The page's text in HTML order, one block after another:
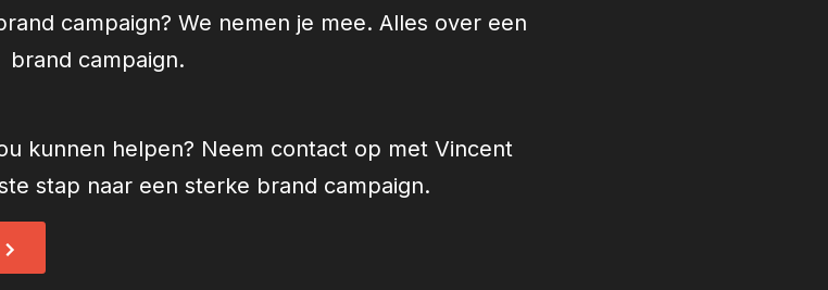
campaign? We nemen je mee. Alles over een
brand campaign.
kunnen helpen? Neem contact op met Vincent
stap naar een sterke brand campaign.